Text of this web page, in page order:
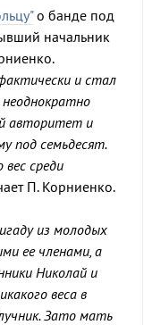
о банде под
начальник
и стал
неоднократно
авторитет и
под семьдесят.
среди
П. Корниенко.
из молодых
ее членами, а
Николай и
веса в
Зато мать